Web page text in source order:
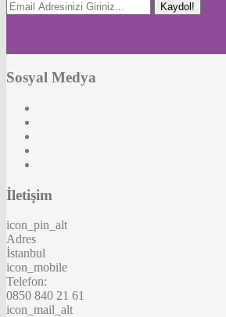
Kaydol!
Sosyal Medya
İletişim
icon_pin_alt
Adres
İstanbul
icon_mobile
Telefon:
0850 840 21 61
icon_mail_alt